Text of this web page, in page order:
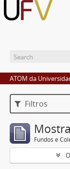
ATOM da
Filtros
Fundos e